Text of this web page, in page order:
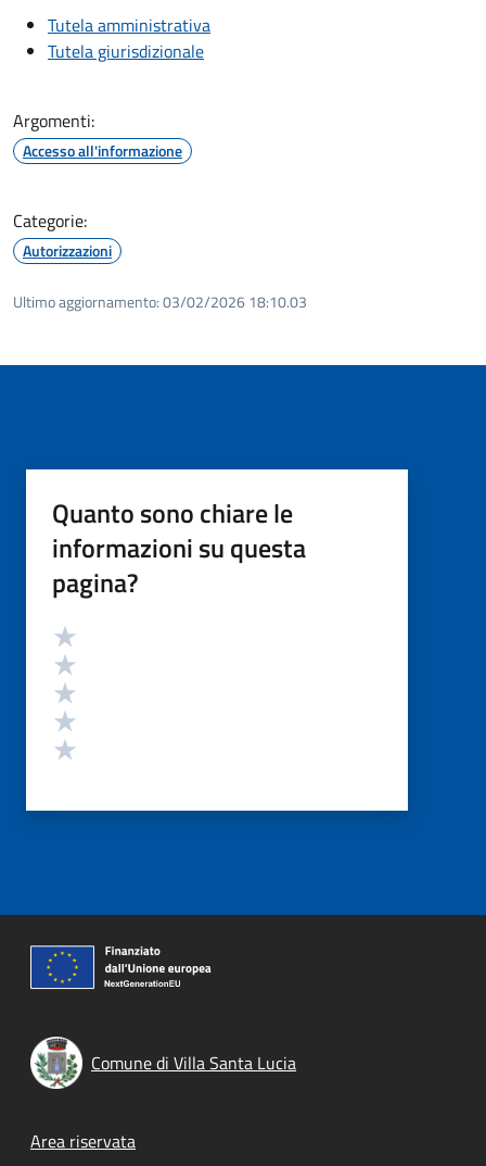
Tutela amministrativa
Tutela giurisdizionale
Argomenti:
Accesso all'informazione
Categorie:
Autorizzazioni
Ultimo aggiornamento:03/02/2026 18:10.03
Quanto sono chiare le
informazioni su questa
pagina?
Valutazione
Comune di Villa Santa Lucia
Footer menu
Area riservata